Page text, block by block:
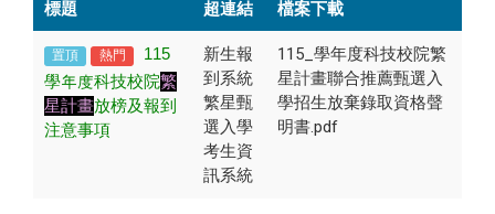
標題 超連結 檔案下載
置頂 熱門 115
學年度科技校院繁
星計畫放榜及報到
注意事項
新生報
到系統
繁星甄
選入學
考生資
訊系統
115_學年度科技校院繁
星計畫聯合推薦甄選入
學招生放棄錄取資格聲
明書.pdf